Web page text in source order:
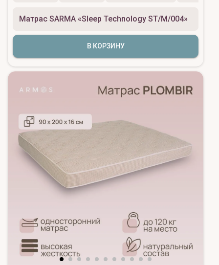
Матрас SARMA «Sleep Technology ST/M/004»
В КОРЗИНУ